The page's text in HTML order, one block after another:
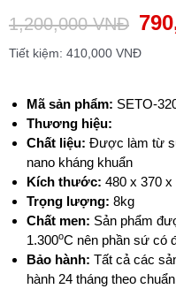
1,200,000VNĐ
Tiết kiệm: 410,000 VNĐ
Mã sản phẩm: SETO-
Thương hiệu:
Chất liệu: Được làm từ
nano kháng khuẩn
Kích thước: 480 x 370 x
Trọng lượng: 8kg
Chất men: Sản phẩm
1.300oC nên phần sứ có
Bảo hành: Tất cả các
hành 24 tháng theo